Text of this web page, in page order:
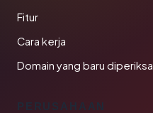
Fitur
Cara kerja
Domain yang baru diperiksa
PERUSAHAAN